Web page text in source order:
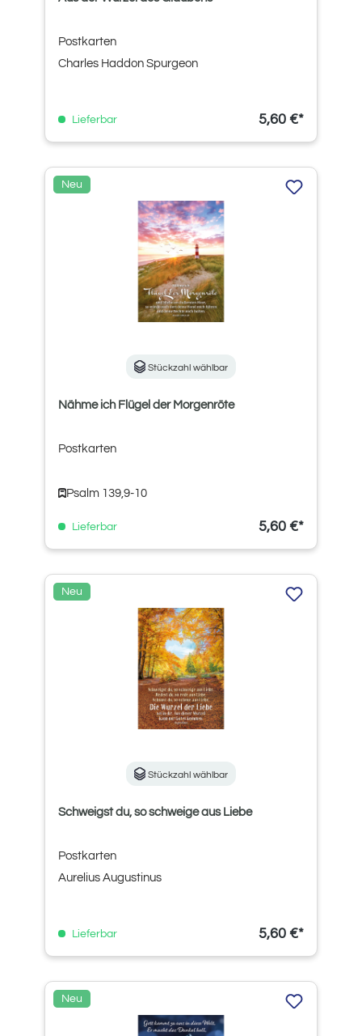
Postkarten
Charles Haddon Spurgeon
Lieferbar 5,60 €*
Neu
Stückzahl wählbar
Nähme ich Flügel der Morgenröte
Postkarten
Psalm 139,9-10
Lieferbar 5,60 €*
Neu
Stückzahl wählbar
Schweigst du, so schweige aus Liebe
Postkarten
Aurelius Augustinus
Lieferbar 5,60 €*
Neu